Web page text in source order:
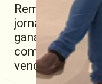
Remate
jornada que
ganadero. Con
comercial y
vendedores y